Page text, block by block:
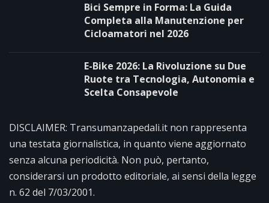
Bici Sempre in Forma: La Guida
Completa alla Manutenzione per
Cicloamatori nel 2026
E-Bike 2026: La Rivoluzione su Due
Ruote tra Tecnologia, Autonomia e
Scelta Consapevole
DISCLAIMER: Transumanzapedali.it non rappresenta
una testata giornalistica, in quanto viene aggiornato
senza alcuna periodicità. Non può, pertanto,
considerarsi un prodotto editoriale, ai sensi della legge
n. 62 del 7/03/2001.